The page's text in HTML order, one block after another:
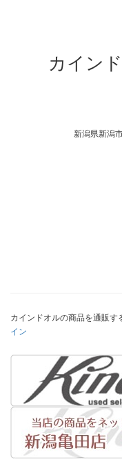
カイン
新潟県新潟
カインドオルの商品を通販す
イン